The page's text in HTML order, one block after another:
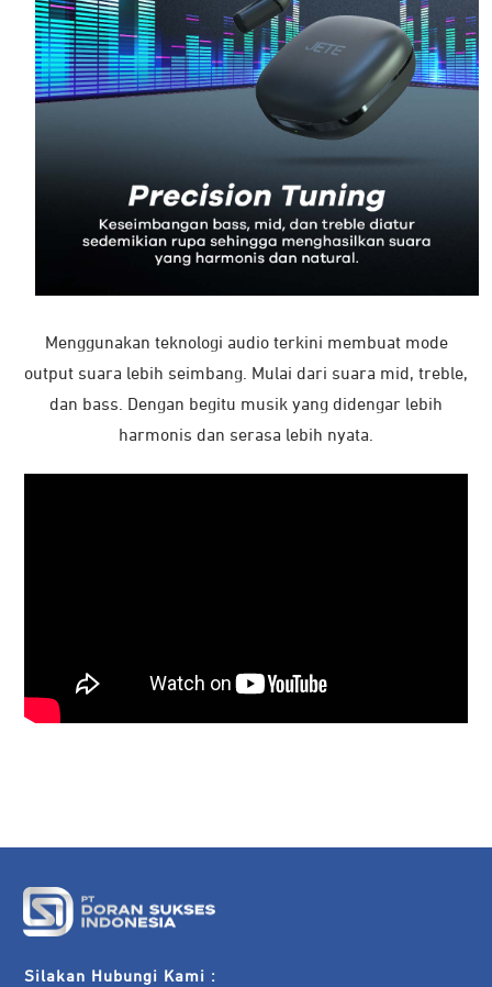
Menggunakan teknologi audio terkini membuat mode
output suara lebih seimbang. Mulai dari suara mid, treble,
dan bass. Dengan begitu musik yang didengar lebih
harmonis dan serasa lebih nyata.
Silakan Hubungi Kami :